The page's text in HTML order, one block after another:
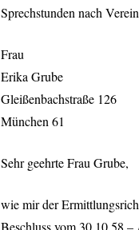
Sprechstunden nach
Frau
Erika Grube
Gleißenbachstraße 126
München 61
Sehr geehrte Frau Grube,
wie mir der
Beschluss vom 30.10.58